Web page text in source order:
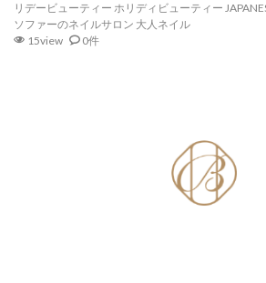
リデービューティー ホリディビューティー
ソファーのネイルサロン 大人ネイル
15view
0件